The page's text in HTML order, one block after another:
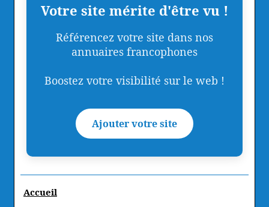
Votre site mérite d'être vu !
Référencez votre site dans nos
annuaires francophones
Boostez votre visibilité sur le web !
Ajouter votre site
Accueil